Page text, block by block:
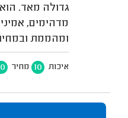
גדולה מאד.
מדהימים,
ומהממת ובמחיר
איכות 10 מחיר